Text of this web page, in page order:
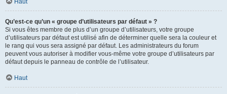
Haut
Qu’est-ce qu’un « groupe d’utilisateurs par défaut » ?
Si vous êtes membre de plus d’un groupe d’utilisateurs, votre groupe
d’utilisateurs par défaut est utilisé afin de déterminer quelle sera la couleur et
le rang qui vous sera assigné par défaut. Les administrateurs du forum
peuvent vous autoriser à modifier vous-même votre groupe d’utilisateurs par
défaut depuis le panneau de contrôle de l’utilisateur.
Haut